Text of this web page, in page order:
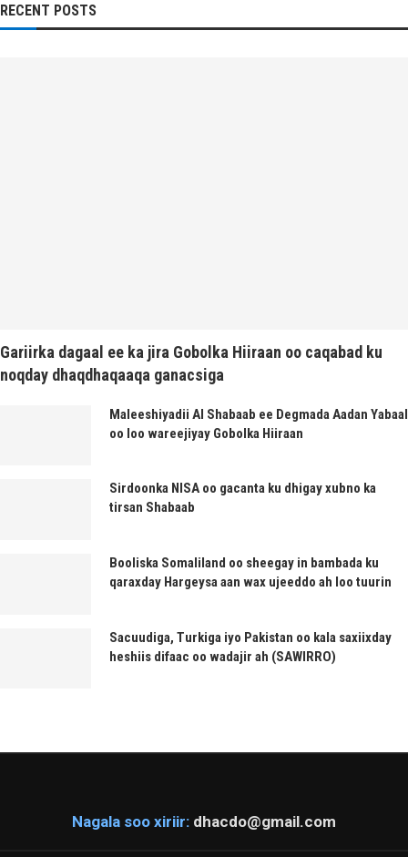
RECENT POSTS
Gariirka dagaal ee ka jira Gobolka Hiiraan oo caqabad ku
noqday dhaqdhaqaaqa ganacsiga
Maleeshiyadii Al Shabaab ee Degmada Aadan Yabaal
oo loo wareejiyay Gobolka Hiiraan
Sirdoonka NISA oo gacanta ku dhigay xubno ka
tirsan Shabaab
Booliska Somaliland oo sheegay in bambada ku
qaraxday Hargeysa aan wax ujeeddo ah loo tuurin
Sacuudiga, Turkiga iyo Pakistan oo kala saxiixday
heshiis difaac oo wadajir ah (SAWIRRO)
Nagala soo xiriir: dhacdo@gmail.com